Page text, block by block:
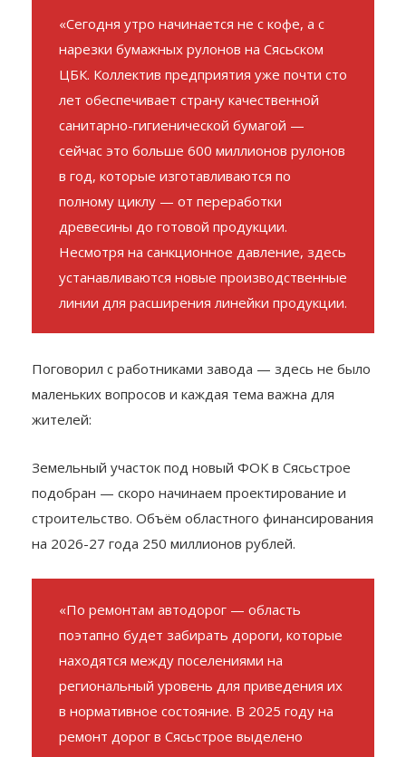
«Сегодня утро начинается не с кофе, а с
нарезки бумажных рулонов на Сясьском
ЦБК. Коллектив предприятия уже почти сто
лет обеспечивает страну качественной
санитарно-гигиенической бумагой —
сейчас это больше 600 миллионов рулонов
в год, которые изготавливаются по
полному циклу — от переработки
древесины до готовой продукции.
Несмотря на санкционное давление, здесь
устанавливаются новые производственные
Поговорил с работниками завода — здесь не было
Земельный участок под новый ФОК в Сясьстрое
подобран — скоро начинаем проектирование и
строительство. Объём областного финансирования
на 2026-27 года 250 миллионов рублей.
«По ремонтам автодорог — область
поэтапно будет забирать дороги, которые
находятся между поселениями на
региональный уровень для приведения их
в нормативное состояние. В 2025 году на